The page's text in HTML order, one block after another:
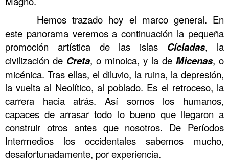
Hemos trazado hoy el marco general. En
este panorama veremos a continuación la pequeña
promoción artística de las islas Cícladas, la
civilización de Creta, o minoica, y la de Micenas, o
micénica. Tras ellas, el diluvio, la ruina, la depresión,
la vuelta al Neolítico, al poblado. Es el retroceso, la
carrera hacia atrás. Así somos los humanos,
capaces de arrasar todo lo bueno que llegaron a
construir otros antes que nosotros. De Períodos
Intermedios los occidentales sabemos mucho,
desafortunadamente, por experiencia.